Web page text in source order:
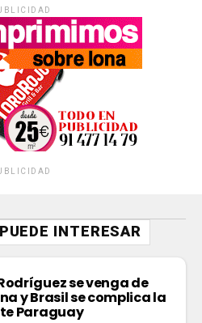
INTERESAR
se venga de
y Brasil se complica la
Paraguay